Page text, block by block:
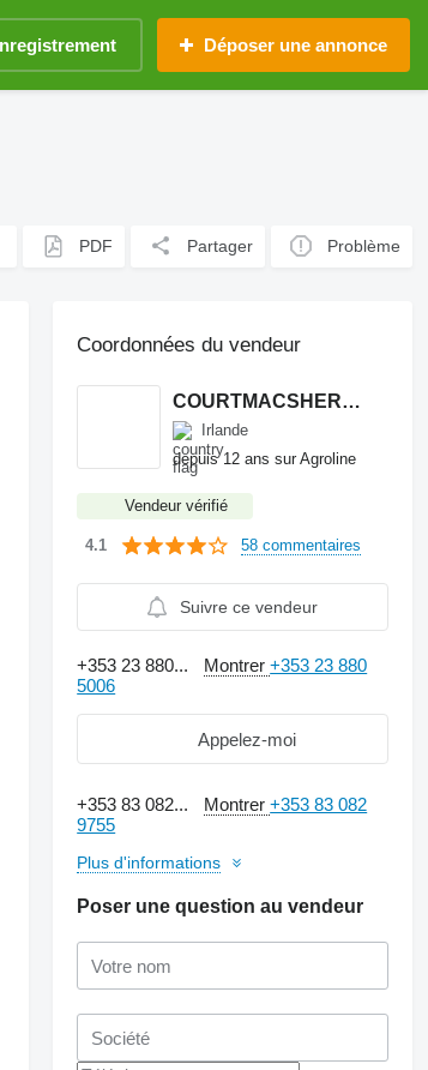
Déposer une annonce
PDF Partager Problème
Coordonnées du vendeur
COURTMACSHERRY MACHINERY LTD
Irlande
depuis 12 ans sur Agroline
Vendeur vérifié
4.1 58 commentaires
Suivre ce vendeur
+353 23 880... Montrer+353 23 880
5006
Appelez-moi
+353 83 082... Montrer+353 83 082
9755
Plus d'informations
Poser une question au vendeur